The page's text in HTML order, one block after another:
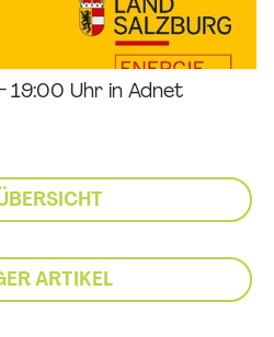
19:00 Uhr in Adnet
ARTIKEL